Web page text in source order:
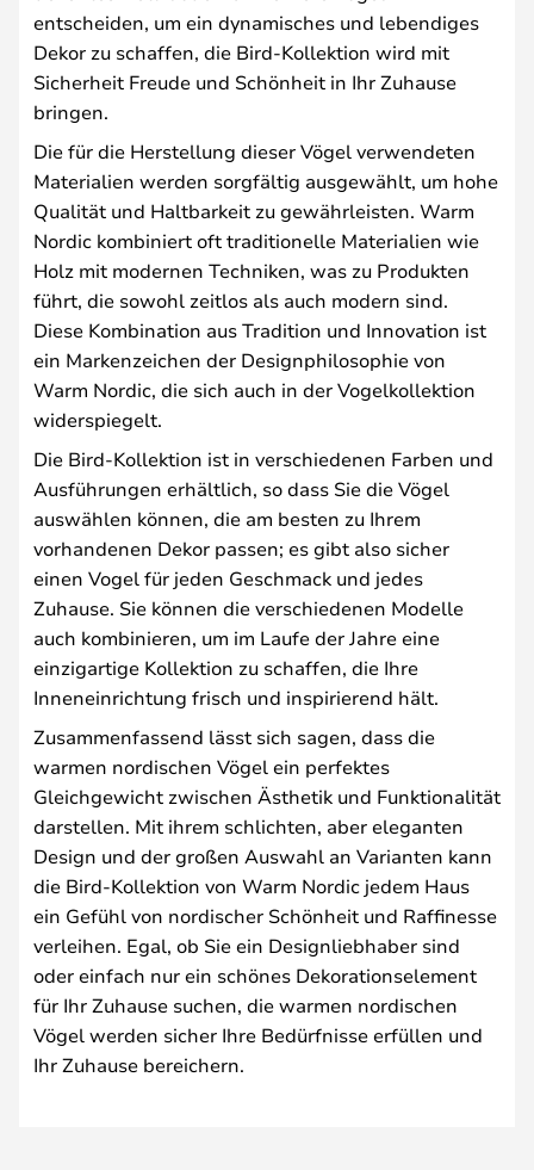
entscheiden, um ein dynamisches und lebendiges
Dekor zu schaffen, die Bird-Kollektion wird mit
Sicherheit Freude und Schönheit in Ihr Zuhause
bringen.
Die für die Herstellung dieser Vögel verwendeten
Materialien werden sorgfältig ausgewählt, um hohe
Qualität und Haltbarkeit zu gewährleisten. Warm
Nordic kombiniert oft traditionelle Materialien wie
Holz mit modernen Techniken, was zu Produkten
führt, die sowohl zeitlos als auch modern sind.
Diese Kombination aus Tradition und Innovation ist
ein Markenzeichen der Designphilosophie von
Warm Nordic, die sich auch in der Vogelkollektion
widerspiegelt.
Die Bird-Kollektion ist in verschiedenen Farben und
Ausführungen erhältlich, so dass Sie die Vögel
auswählen können, die am besten zu Ihrem
vorhandenen Dekor passen; es gibt also sicher
einen Vogel für jeden Geschmack und jedes
Zuhause. Sie können die verschiedenen Modelle
auch kombinieren, um im Laufe der Jahre eine
einzigartige Kollektion zu schaffen, die Ihre
Inneneinrichtung frisch und inspirierend hält.
Zusammenfassend lässt sich sagen, dass die
warmen nordischen Vögel ein perfektes
Gleichgewicht zwischen Ästhetik und Funktionalität
darstellen. Mit ihrem schlichten, aber eleganten
Design und der großen Auswahl an Varianten kann
die Bird-Kollektion von Warm Nordic jedem Haus
ein Gefühl von nordischer Schönheit und Raffinesse
verleihen. Egal, ob Sie ein Designliebhaber sind
oder einfach nur ein schönes Dekorationselement
für Ihr Zuhause suchen, die warmen nordischen
Vögel werden sicher Ihre Bedürfnisse erfüllen und
Ihr Zuhause bereichern.